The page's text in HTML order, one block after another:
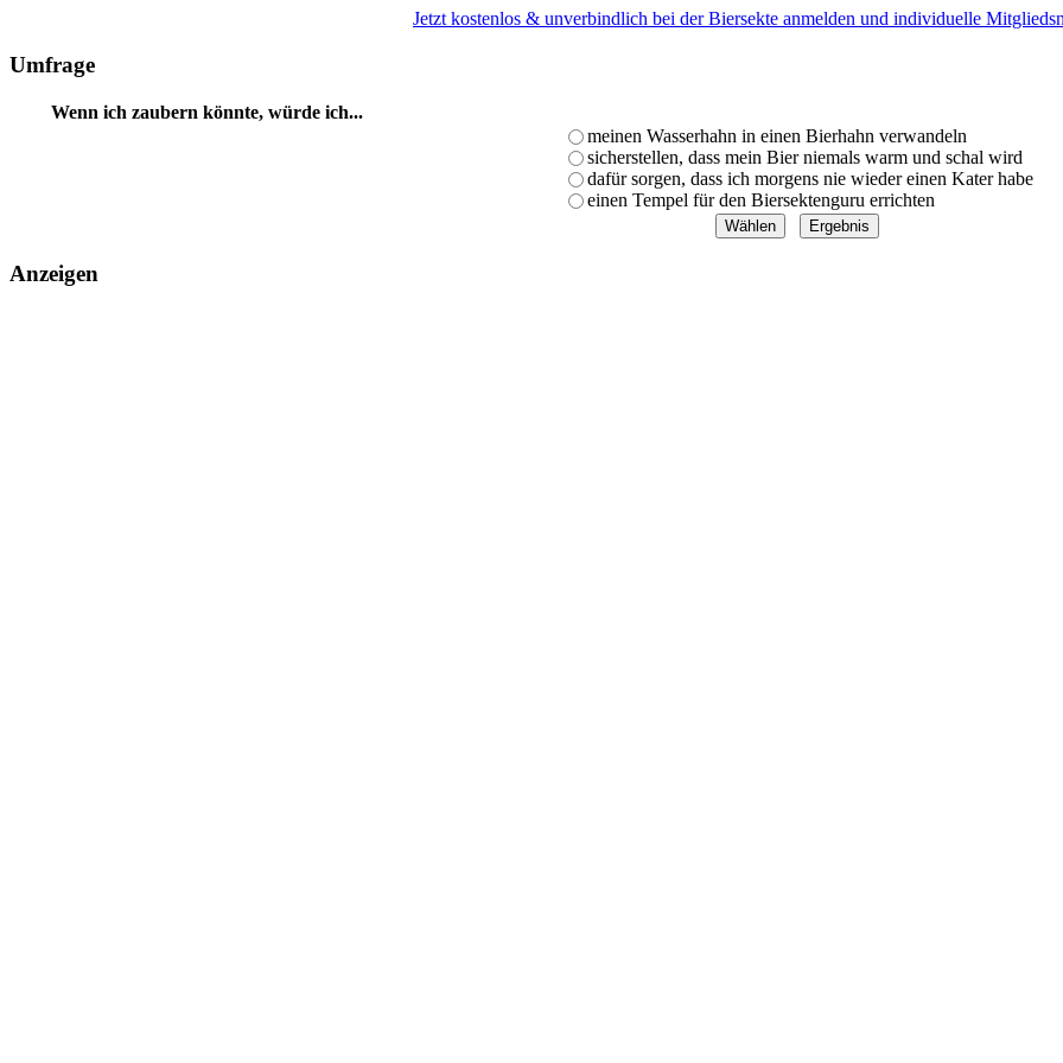
Jetzt kostenlos & unverbindlich bei der Biersekte anmelden und individuelle
Umfrage
Wenn ich zaubern könnte, würde ich...
meinen Wasserhahn in einen Bierhahn verwandeln
sicherstellen, dass mein Bier niemals warm und schal wird
dafür sorgen, dass ich morgens nie wieder einen Kater habe
einen Tempel für den Biersektenguru errichten
Anzeigen